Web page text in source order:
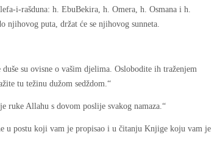
i-rašduna: h. EbuBekira, h. Omera, h. Osmana i h.
puta, držat će se njihovog sunneta.
su ovisne o vašim djelima. Oslobodite ih traženjem
tu težinu dužom sedždom.“
ruke Allahu s dovom poslije svakog namaza.“
u postu koji vam je propisao i u čitanju Knjige koju vam je